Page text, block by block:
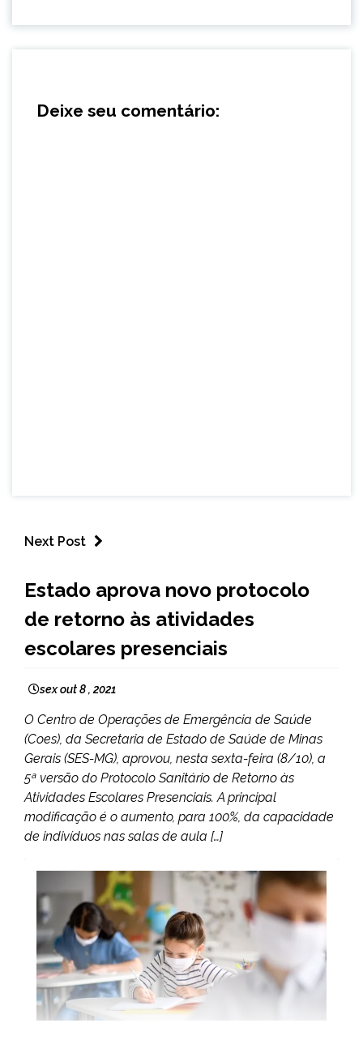
Deixe seu comentário:
Next Post
GERAIS
NOTÍCIAS
Estado aprova novo protocolo
de retorno às atividades
escolares presenciais
sex out 8 , 2021
O Centro de Operações de Emergência de Saúde
(Coes), da Secretaria de Estado de Saúde de Minas
Gerais (SES-MG), aprovou, nesta sexta-feira (8/10), a
5ª versão do Protocolo Sanitário de Retorno às
Atividades Escolares Presenciais. A principal
modificação é o aumento, para 100%, da capacidade
de indivíduos nas salas de aula […]